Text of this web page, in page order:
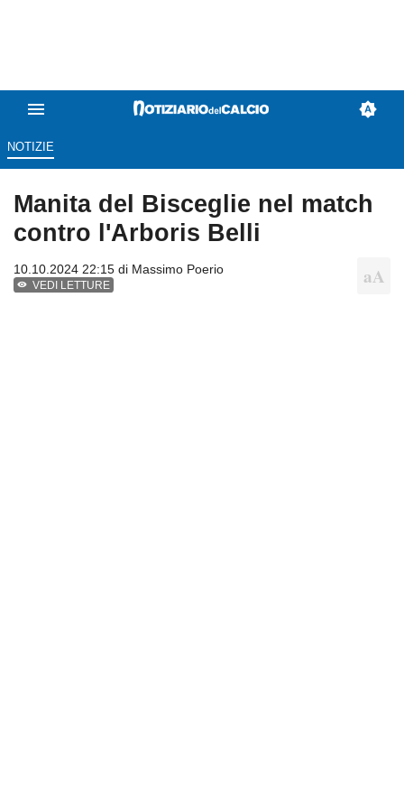
NOTIZIE
Manita del Bisceglie nel match
contro l'Arboris Belli
10.10.2024 22:15 di Massimo Poerio
VEDI LETTURE